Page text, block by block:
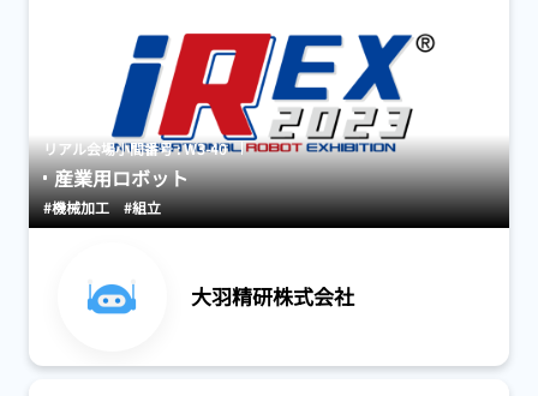
リアル会場小間番号 : W3-40
産業用ロボット
#機械加工 #組立
大羽精研株式会社